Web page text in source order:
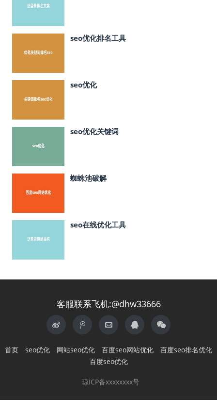
seo优化排名工具
seo优化
seo优化关键词
蜘蛛池破解
seo在线优化工具
客服联系飞机:@dhw33666
首页 seo优化 网站seo优化 百度seo网站优化
百度seo排名优化
百度seo优化
琼ICP备xxxxxxxx号